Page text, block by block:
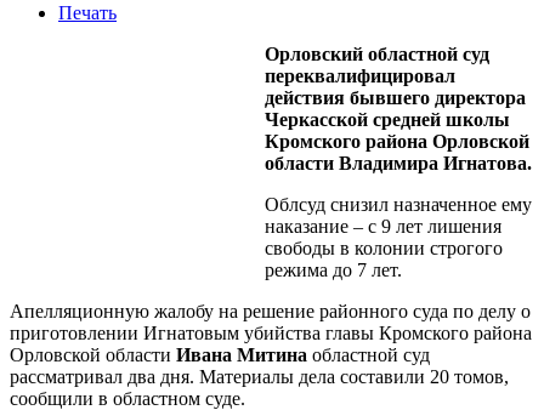
Печать
Орловский областной суд
переквалифицировал
действия бывшего директора
Черкасской средней школы
Кромского района Орловской
области Владимира Игнатова.
Облсуд снизил назначенное ему
наказание – с 9 лет лишения
свободы в колонии строгого
режима до 7 лет.
Апелляционную жалобу на решение районного суда по делу о
приготовлении Игнатовым убийства главы Кромского района
Орловской области Ивана Митина областной суд
рассматривал два дня. Материалы дела составили 20 томов,
сообщили в областном суде.